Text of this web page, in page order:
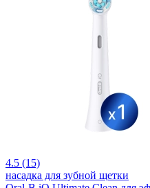
4.5 (15)
насадка для зубной щетки